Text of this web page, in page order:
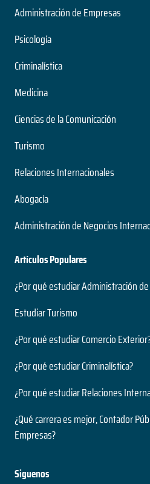
Administración de Empresas
Psicología
Criminalística
Medicina
Ciencias de la Comunicación
Turismo
Relaciones Internacionales
Abogacía
Administración de Negocios
Artículos Populares
¿Por qué estudiar Administración
Estudiar Turismo
¿Por qué estudiar Comercio
¿Por qué estudiar Criminalística?
¿Por qué estudiar Relaciones
¿Qué carrera es mejor, Contador
Empresas?
Siguenos